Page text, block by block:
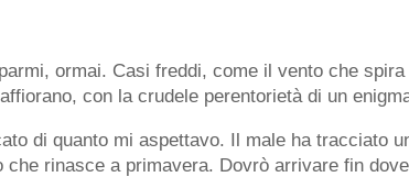
ormai. Casi freddi, come il vento che
con la crudele perentorietà di un
di quanto mi aspettavo. Il male ha tracciato
rinasce a primavera. Dovrò arrivare fin